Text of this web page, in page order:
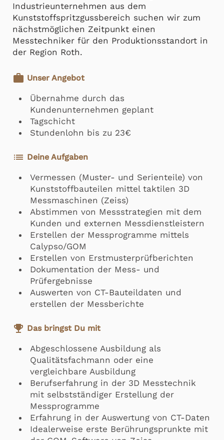
Industrieunternehmen aus dem
Kunststoffspritzgussbereich suchen wir zum
nächstmöglichen Zeitpunkt einen
Messtechniker für den Produktionsstandort in
der Region Roth.
work Unser Angebot
Übernahme durch das
Kundenunternehmen geplant
Tagschicht
Stundenlohn bis zu 23€
list Deine Aufgaben
Vermessen (Muster- und Serienteile) von
Kunststoffbauteilen mittel taktilen 3D
Messmaschinen (Zeiss)
Abstimmen von Messstrategien mit dem
Kunden und externen Messdienstleistern
Erstellen der Messprogramme mittels
Calypso/GOM
Erstellen von Erstmusterprüfberichten
Dokumentation der Mess- und
Prüfergebnisse
Auswerten von CT-Bauteildaten und
erstellen der Messberichte
emoji_events Das bringst Du mit
Abgeschlossene Ausbildung als
Qualitätsfachmann oder eine
vergleichbare Ausbildung
Berufserfahrung in der 3D Messtechnik
mit selbstständiger Erstellung der
Messprogramme
Erfahrung in der Auswertung von CT-Daten
Idealerweise erste Berührungsprunkte mit